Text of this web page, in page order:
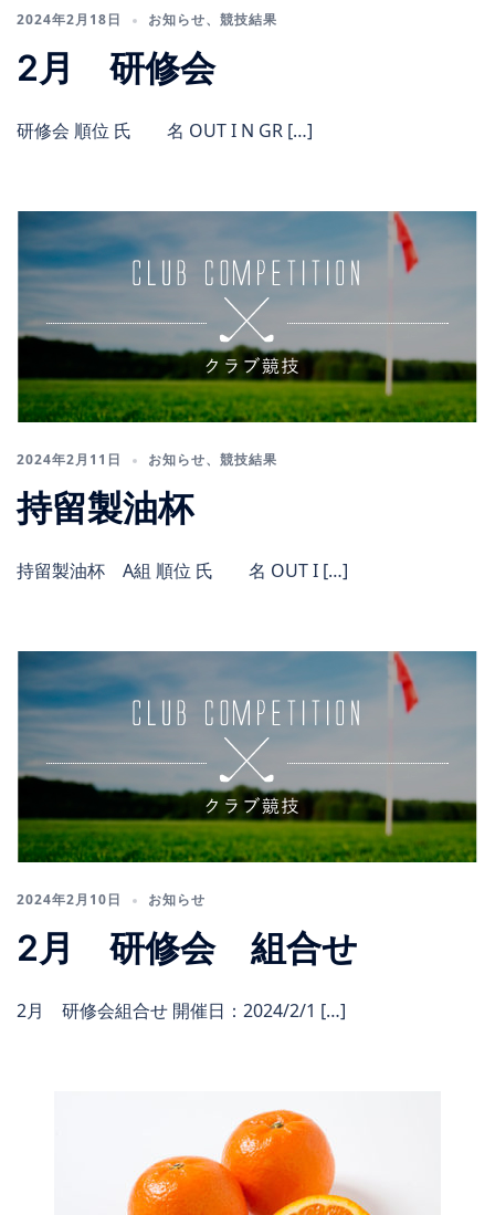
2024年2月18日 お知らせ、 競技結果
2月 研修会
研修会 順位 氏 名 OUT I N GR […]
2024年2月11日 お知らせ、 競技結果
持留製油杯
持留製油杯 A組 順位 氏 名 OUT I […]
2024年2月10日 お知らせ
2月 研修会 組合せ
2月 研修会組合せ 開催日：2024/2/1 […]